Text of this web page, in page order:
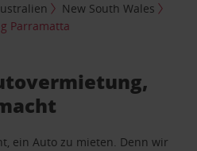
New South Wales
Parramatta
ein Auto zu mieten. Denn wir